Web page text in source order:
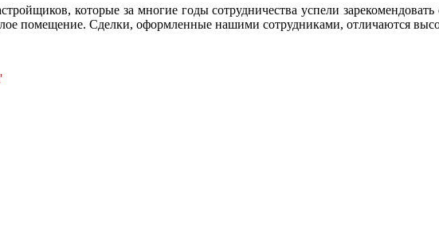
которые за многие годы сотрудничества успели
помещение. Сделки, оформленные нашими сотрудниками, отличаются